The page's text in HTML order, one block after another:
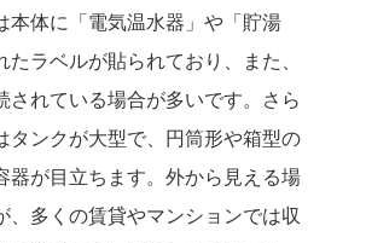
本体に「電気温水器」や「貯湯
たラベルが貼られており、また、
されている場合が多いです。さら
タンクが大型で、円筒形や箱型の
器が目立ちます。外から見える場
、多くの賃貸やマンションでは収